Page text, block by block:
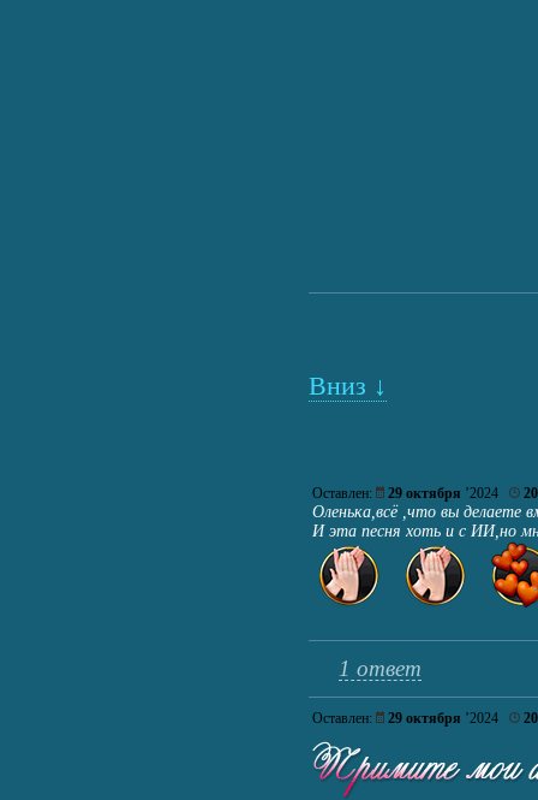
Вниз ↓
Оставлен: 29 октября ’2024
Оленька,всё ,что вы делаете
И эта песня хоть и с ИИ,но
1 ответ
Оставлен: 29 октября ’2024